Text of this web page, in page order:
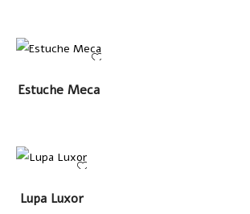
LEER MÁS
Estuche Meca
LEER MÁS
Lupa Luxor